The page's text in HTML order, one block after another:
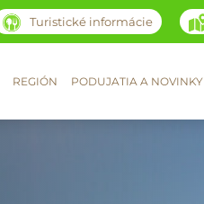
Turistické informácie
REGIÓN PODUJATIA A NOVINKY